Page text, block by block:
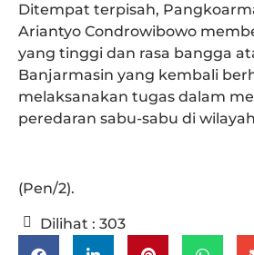
Ditempat terpisah,
Ariantyo Condrowibowo
yang tinggi dan rasa bangga
Banjarmasin yang kembali
melaksanakan tugas dalam
peredaran sabu-sabu di
(Pen/2).
Dilihat : 303